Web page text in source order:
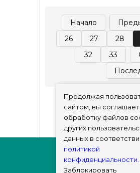
Начало
26
27 28
32
33
Продолжая
сайтом, вы
обработку файлов
других
данных в
политикой
конфиденциальности.
Заблокировать